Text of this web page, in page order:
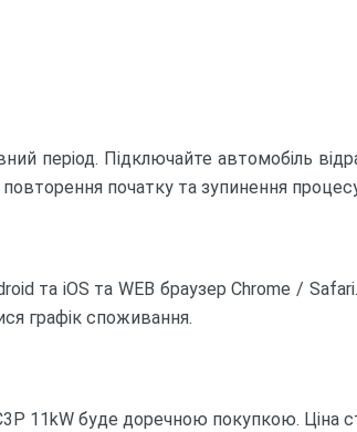
період. Підключайте автомобіль
початку та зупинення
та iOS та WEB браузер Chrome /
графік споживання.
11kW буде доречною покупкою. Ціна